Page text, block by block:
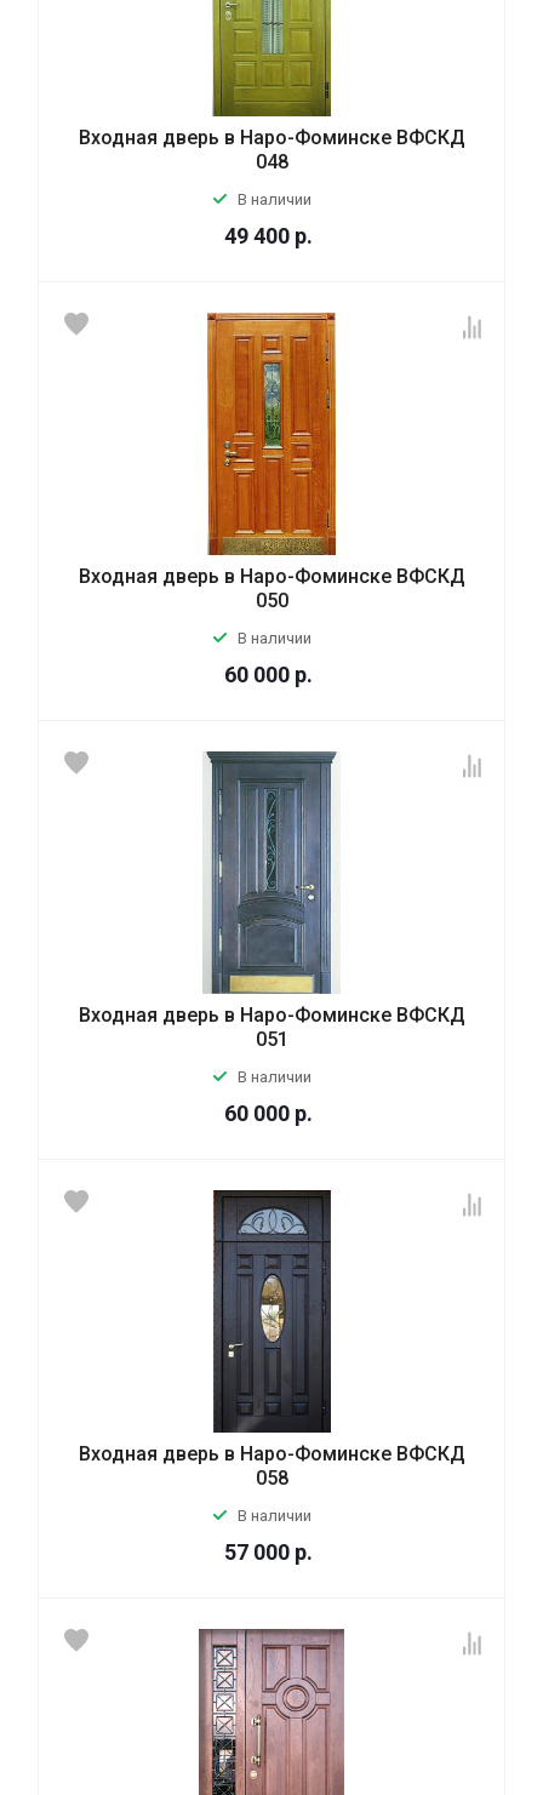
Входная дверь в Наро-Фоминске ВФСКД
048
В наличии
49 400 р.
Входная дверь в Наро-Фоминске ВФСКД
050
В наличии
60 000 р.
Входная дверь в Наро-Фоминске ВФСКД
051
В наличии
60 000 р.
Входная дверь в Наро-Фоминске ВФСКД
058
В наличии
57 000 р.